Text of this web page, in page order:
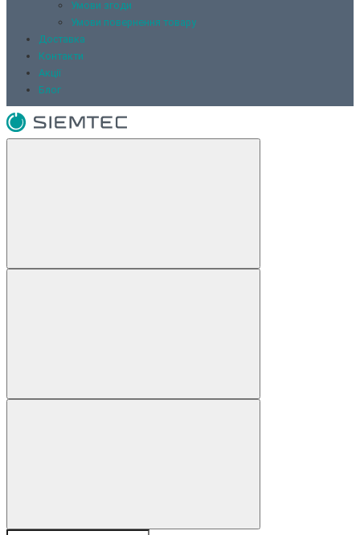
Умови згоди
Умови повернення товару
Доставка
Контакти
Акції
Блог